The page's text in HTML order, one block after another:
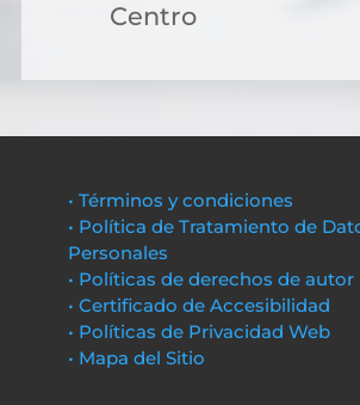
Centro
• Términos y condiciones
• Política de Tratamiento de
Personales
• Políticas de derechos de autor
• Certificado de Accesibilidad
• Políticas de Privacidad Web
• Mapa del Sitio